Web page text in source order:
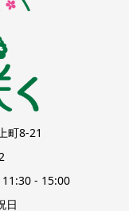
町8-21
- 15:00
日